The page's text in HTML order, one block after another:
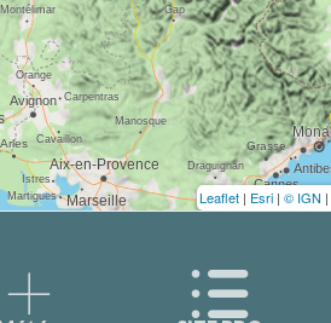
Leaflet | Esri | © IGN |